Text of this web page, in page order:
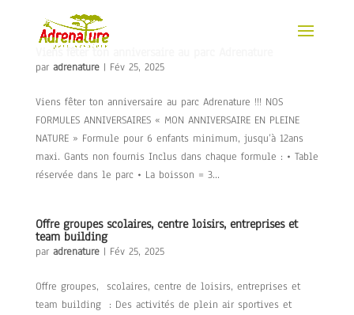
Viens fêter ton anniversaire au parc Adrenature
par adrenature| Fév 25, 2025
Viens fêter ton anniversaire au parc Adrenature !!! NOS
FORMULES ANNIVERSAIRES « MON ANNIVERSAIRE EN PLEINE
NATURE » Formule pour 6 enfants minimum, jusqu’à 12ans
maxi. Gants non fournis Inclus dans chaque formule : • Table
réservée dans le parc • La boisson = 3...
Offre groupes scolaires, centre loisirs, entreprises et
team building
par adrenature| Fév 25, 2025
Offre groupes, scolaires, centre de loisirs, entreprises et
team building : Des activités de plein air sportives et